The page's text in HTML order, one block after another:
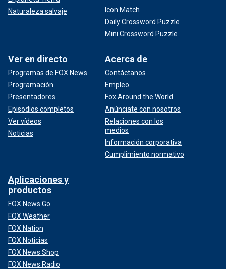
Naturaleza salvaje
Icon Match
Daily Crossword Puzzle
Mini Crossword Puzzle
Ver en directo
Programas de FOX News
Programación
Presentadores
Episodios completos
Ver vídeos
Noticias
Acerca de
Contáctanos
Empleo
Fox Around the World
Anúnciate con nosotros
Relaciones con los
medios
Información corporativa
Cumplimiento normativo
Aplicaciones y
productos
FOX News Go
FOX Weather
FOX Nation
FOX Noticias
FOX News Shop
FOX News Radio